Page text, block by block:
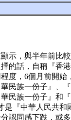
示，與半年前比
的話，自稱『香
度，6個月前開
民族一份子』、
民族一份子』和
是『中華人民共
認同感下跌，或